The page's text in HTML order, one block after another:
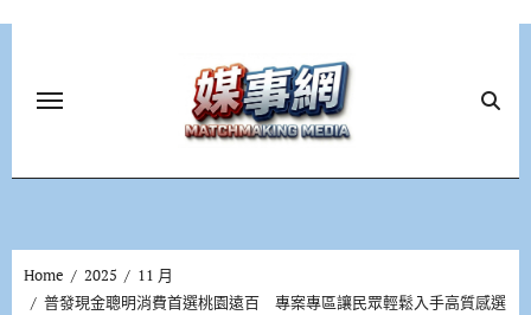
Home 2025
11 月
普發現金聰明消費首選桃園遠百 專案專區讓民眾輕鬆入手高質感選